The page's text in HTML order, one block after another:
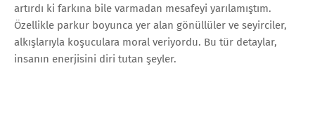
artırdı ki farkına bile varmadan mesafeyi yarılamıştım.
Özellikle parkur boyunca yer alan gönüllüler ve seyirciler,
alkışlarıyla koşuculara moral veriyordu. Bu tür detaylar,
insanın enerjisini diri tutan şeyler.